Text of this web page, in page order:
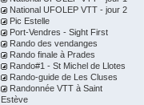
National UFOLEP VTT - jour 2
Pic Estelle
Port-Vendres - Sight First
Rando des vendanges
Rando finale à Prades
Rando#1 - St Michel de Llotes
Rando-guide de Les Cluses
Randonnée VTT à Saint
Estève